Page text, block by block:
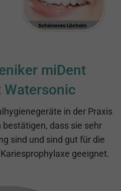
miDent
in der Praxis
dass sie sehr
sind und sind gut für die
geeignet.